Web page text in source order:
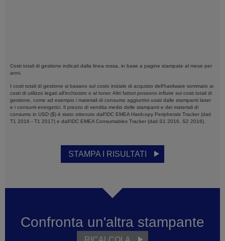
Costi totali di gestione indicati dalla linea rossa, in base a pagine stampate al mese per
anni.
I costi totali di gestione si basano sul costo iniziale di acquisto dell'hardware sommato ai
costi di utilizzo legati all'inchiostro o al toner. Altri fattori possono influire sui costi totali di
gestione, come ad esempio i materiali di consumo aggiuntivi usati dalle stampanti laser
e i consumi energetici. Il prezzo di vendita medio delle stampanti e dei materiali di
consumo in USD ($) è stato ottenuto dall'IDC EMEA Hardcopy Peripherals Tracker (dati
T1 2016 - T1 2017) e dall'IDC EMEA Consumables Tracker (dati S1 2016, S2 2016).
STAMPA I RISULTATI
Confronta un'altra stampante